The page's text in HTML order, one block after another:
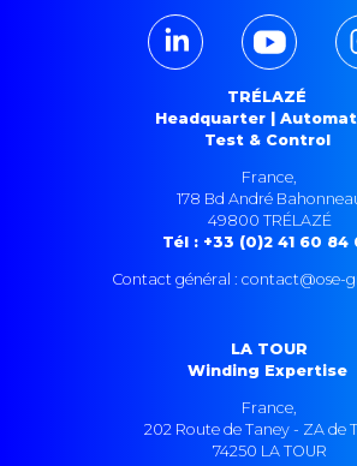
TRÉLAZÉ
Headquarter |
Test & Control
France,
178 Bd André
49800 TRÉLAZÉ
Tél : +33 (0)2 41 60 84
Contact général : contact@ose-
LA TOUR
Winding Expertise
France,
202 Route de Taney - ZA de
74250 LA TOUR